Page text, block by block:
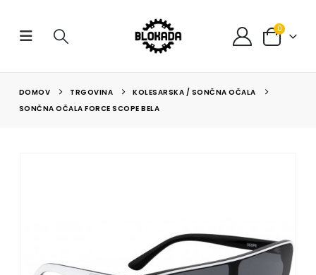
0
DOMOV TRGOVINA
KOLESARSKA / SONČNA OČALA
SONČNA OČALA FORCE SCOPE BELA